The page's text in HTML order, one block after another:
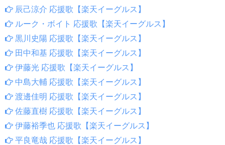
辰己涼介 応援歌【楽天イーグルス】
ルーク・ボイト 応援歌【楽天イーグルス】
黒川史陽 応援歌【楽天イーグルス】
田中和基 応援歌【楽天イーグルス】
伊藤光 応援歌【楽天イーグルス】
中島大輔 応援歌【楽天イーグルス】
渡邊佳明 応援歌【楽天イーグルス】
佐藤直樹 応援歌【楽天イーグルス】
伊藤裕季也 応援歌【楽天イーグルス】
平良竜哉 応援歌【楽天イーグルス】